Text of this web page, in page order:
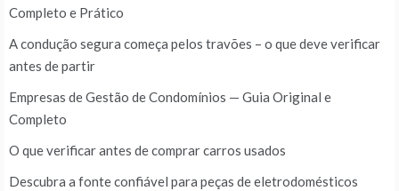
Completo e Prático
A condução segura começa pelos travões – o que deve verificar
antes de partir
Empresas de Gestão de Condomínios — Guia Original e
Completo
O que verificar antes de comprar carros usados
Descubra a fonte confiável para peças de eletrodomésticos